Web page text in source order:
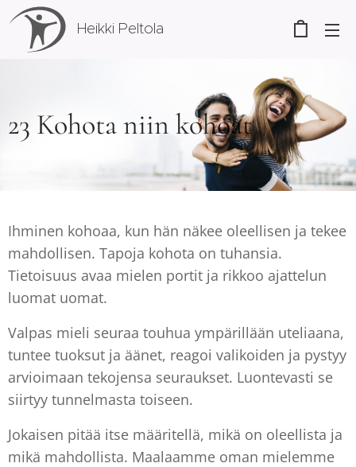
Heikki Peltola
23 Kohota niin kohoat
Ihminen kohoaa, kun hän näkee oleellisen ja tekee
mahdollisen. Tapoja kohota on tuhansia.
Tietoisuus avaa mielen portit ja rikkoo ajattelun
luomat uomat.
Valpas mieli seuraa touhua ympärillään uteliaana,
tuntee tuoksut ja äänet, reagoi valikoiden ja pystyy
arvioimaan tekojensa seuraukset. Luontevasti se
siirtyy tunnelmasta toiseen.
Jokaisen pitää itse määritellä, mikä on oleellista ja
mikä mahdollista. Maalaamme oman mielemme